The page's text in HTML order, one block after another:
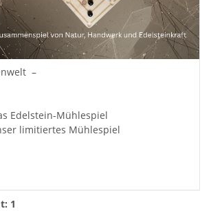
–
Edelstein-Mühlespiel
limitiertes Mühlespiel
1